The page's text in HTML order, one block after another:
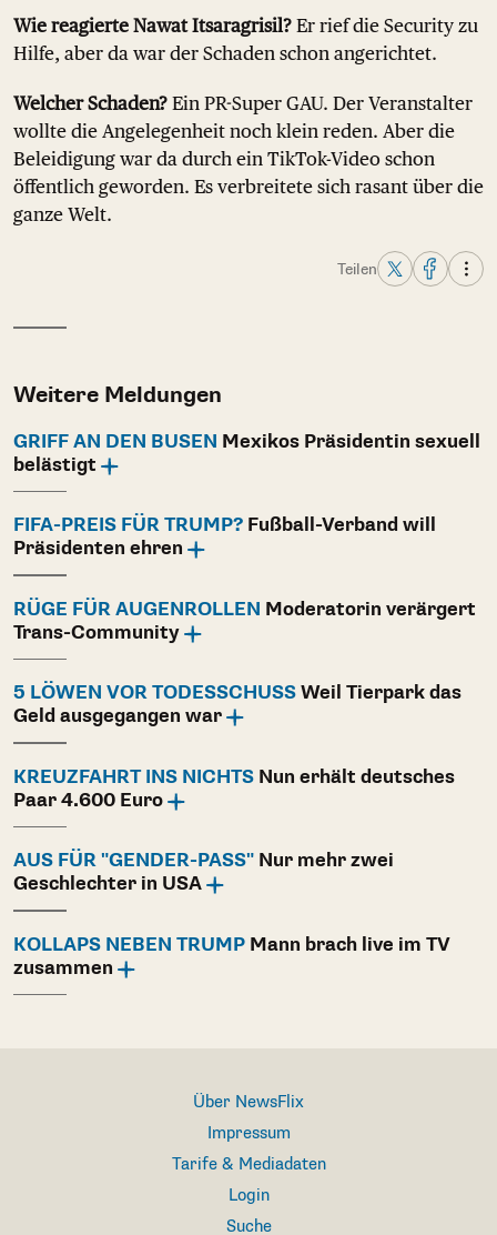
Wie reagierte Nawat Itsaragrisil? Er rief die Security zu
Hilfe, aber da war der Schaden schon angerichtet.
Welcher Schaden? Ein PR-Super GAU. Der Veranstalter
wollte die Angelegenheit noch klein reden. Aber die
Beleidigung war da durch ein TikTok-Video schon
öffentlich geworden. Es verbreitete sich rasant über die
ganze Welt.
Teilen
Weitere Meldungen
GRIFF AN DEN BUSEN Mexikos Präsidentin sexuell
belästigt
FIFA-PREIS FÜR TRUMP? Fußball-Verband will
Präsidenten ehren
RÜGE FÜR AUGENROLLEN Moderatorin verärgert
Trans-Community
5 LÖWEN VOR TODESSCHUSS Weil Tierpark das
Geld ausgegangen war
KREUZFAHRT INS NICHTS Nun erhält deutsches
Paar 4.600 Euro
AUS FÜR "GENDER-PASS" Nur mehr zwei
Geschlechter in USA
KOLLAPS NEBEN TRUMP Mann brach live im TV
zusammen
Über NewsFlix
Impressum
Tarife & Mediadaten
Login
Suche